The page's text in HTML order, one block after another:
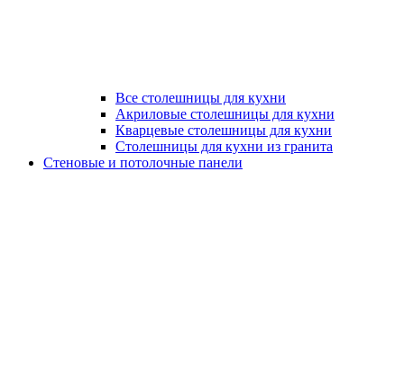
Все столешницы для кухни
Акриловые столешницы для кухни
Кварцевые столешницы для кухни
Столешницы для кухни из гранита
Стеновые и потолочные панели